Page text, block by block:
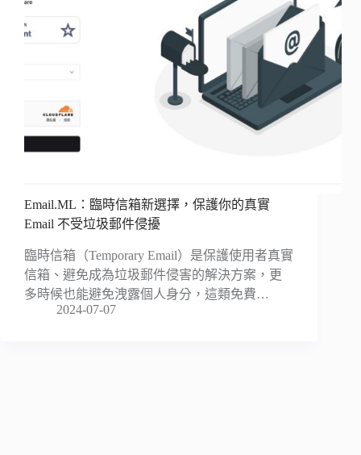
Email.ML：臨時信箱新選擇，保護你的真實
Email 不受垃圾郵件侵擾
臨時信箱（Temporary Email）是保護使用者真實
信箱、避免成為垃圾郵件侵害的解決方案，更
多時候也能避免洩露個人身分，這類免費…
2024-07-07